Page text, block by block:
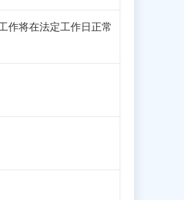
作将在法定工作日正常